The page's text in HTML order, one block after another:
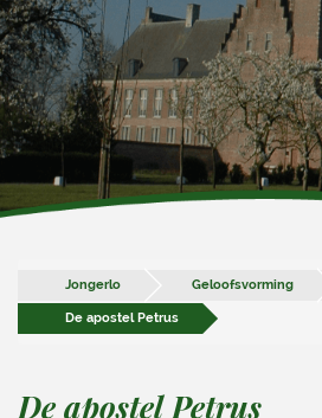
Jongerlo Geloofsvorming
De apostel Petrus
De apostel Petrus